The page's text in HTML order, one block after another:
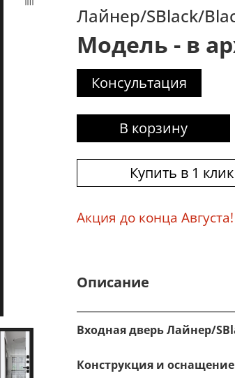
Лайнер/SBlack/
Модель - в
Консультация
В корзину
Купить в 1 клик
Акция до конца Августа!
Описание
Входная дверь Лайнер/
Конструкция и оснащение